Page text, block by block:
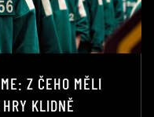
Z ČEHO MĚLI
KLIDNĚ